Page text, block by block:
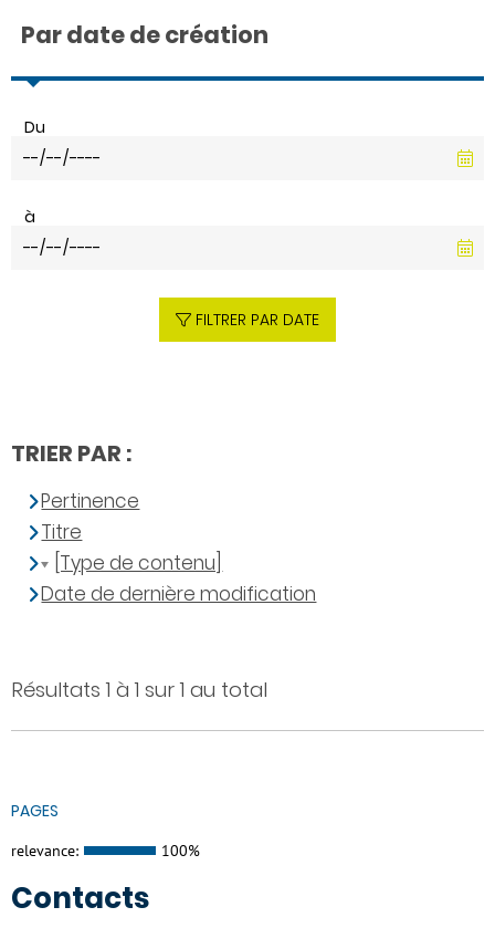
Résultats 1 à 1 sur 1 au total
PAGES
relevance: 100%
Contacts
Par date de création
Du
à
FILTRER PAR DATE
TRIER PAR :
Pertinence
Titre
[Type de contenu]
Date de dernière modification